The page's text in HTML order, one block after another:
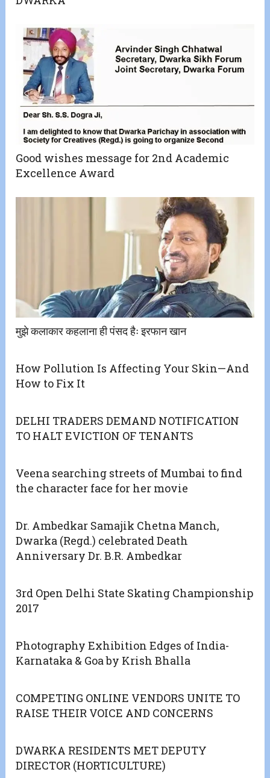
Good wishes message for 2nd Academic
Excellence Award
मुझे कलाकार कहलाना ही पंसद हैः इरफान खान
How Pollution Is Affecting Your Skin—And
How to Fix It
DELHI TRADERS DEMAND NOTIFICATION
TO HALT EVICTION OF TENANTS
Veena searching streets of Mumbai to find
the character face for her movie
Dr. Ambedkar Samajik Chetna Manch,
Dwarka (Regd.) celebrated Death
Anniversary Dr. B.R. Ambedkar
3rd Open Delhi State Skating Championship
2017
Photography Exhibition Edges of India-
Karnataka & Goa by Krish Bhalla
COMPETING ONLINE VENDORS UNITE TO
RAISE THEIR VOICE AND CONCERNS
DWARKA RESIDENTS MET DEPUTY
DIRECTOR (HORTICULTURE)